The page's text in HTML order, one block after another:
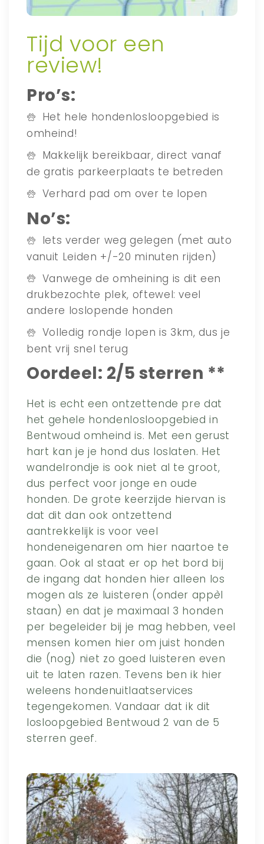
Tijd voor een
review!
Pro’s:
Het hele hondenlosloopgebied is
omheind!
Makkelijk bereikbaar, direct vanaf
de gratis parkeerplaats te betreden
Verhard pad om over te lopen
No’s:
Iets verder weg gelegen (met auto
vanuit Leiden +/-20 minuten rijden)
Vanwege de omheining is dit een
drukbezochte plek, oftewel: veel
andere loslopende honden
Volledig rondje lopen is 3km, dus je
bent vrij snel terug
Oordeel: 2/5 sterren **
Het is echt een ontzettende pre dat
het gehele hondenlosloopgebied in
Bentwoud omheind is. Met een gerust
hart kan je je hond dus loslaten. Het
wandelrondje is ook niet al te groot,
dus perfect voor jonge en oude
honden. De grote keerzijde hiervan is
dat dit dan ook ontzettend
aantrekkelijk is voor veel
hondeneigenaren om hier naartoe te
gaan. Ook al staat er op het bord bij
de ingang dat honden hier alleen los
mogen als ze luisteren (onder appèl
staan) en dat je maximaal 3 honden
per begeleider bij je mag hebben, veel
mensen komen hier om juist honden
die (nog) niet zo goed luisteren even
uit te laten razen. Tevens ben ik hier
weleens hondenuitlaatservices
tegengekomen. Vandaar dat ik dit
losloopgebied Bentwoud 2 van de 5
sterren geef.